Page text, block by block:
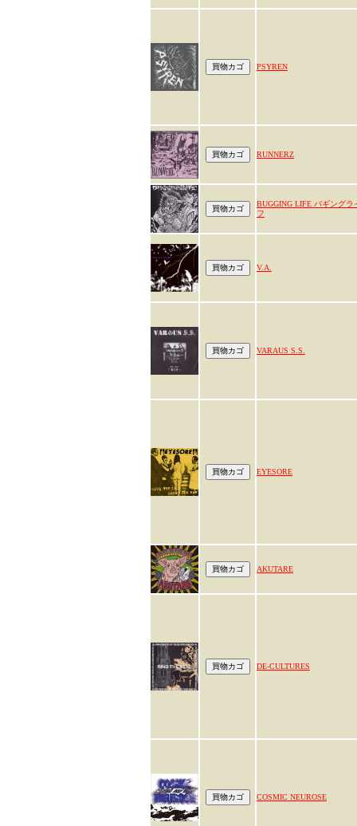
PSYREN
RUNNERZ
BUGGING LIFE バギングラ
フ
V.A.
VARAUS S.S.
EYESORE
AKUTARE
DE-CULTURES
COSMIC NEUROSE